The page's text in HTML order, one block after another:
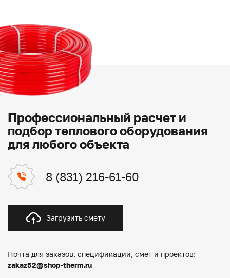
Профессиональный расчет и
подбор теплового оборудования
для любого объекта
8 (831) 216-61-60
Загрузить смету
Почта для заказов, спецификации, смет и проектов:
zakaz52@shop-therm.ru